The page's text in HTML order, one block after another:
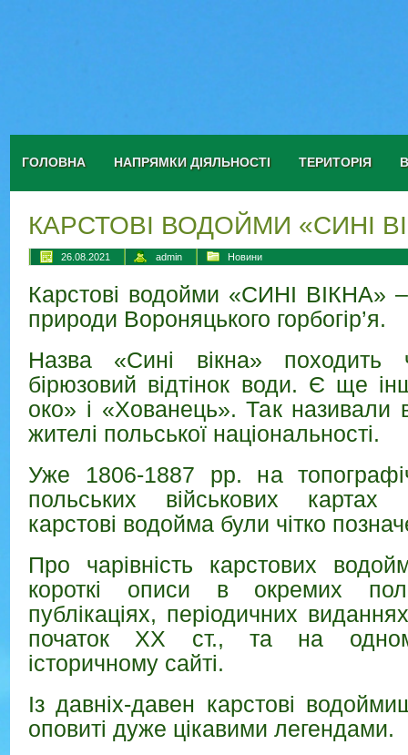
ГОЛОВНА НАПРЯМКИ ДІЯЛЬНОСТІ ТЕРИТОРІЯ
КАРСТОВІ ВОДОЙМИ «СИНІ
26.08.2021 admin Новини
Карстові водойми «СИНІ ВІКНА»
природи Вороняцького горбогір’я.
Назва «Сині вікна» походить
бірюзовий відтінок води. Є ще
око» і «Хованець». Так називали
жителі польської національності.
Уже 1806-1887 рр. на
польських військових
карстові водойма були чітко
Про чарівність карстових
короткі описи в окремих
публікаціях, періодичних
початок ХХ ст., та на
історичному сайті.
Із давніх-давен карстові
оповиті дуже цікавими легендами.